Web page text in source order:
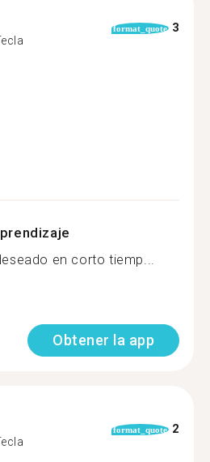
format_quote 3
en corto tiemp...
Obtener la app
format_quote 2